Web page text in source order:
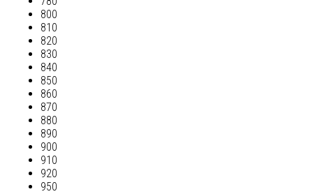
800
810
820
830
840
850
860
870
880
890
900
910
920
950